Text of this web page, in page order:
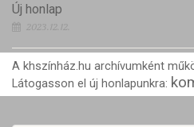
Új honlap
2023.12.12.
A khszínház.hu archívumként
Látogasson el új honlapunkra: